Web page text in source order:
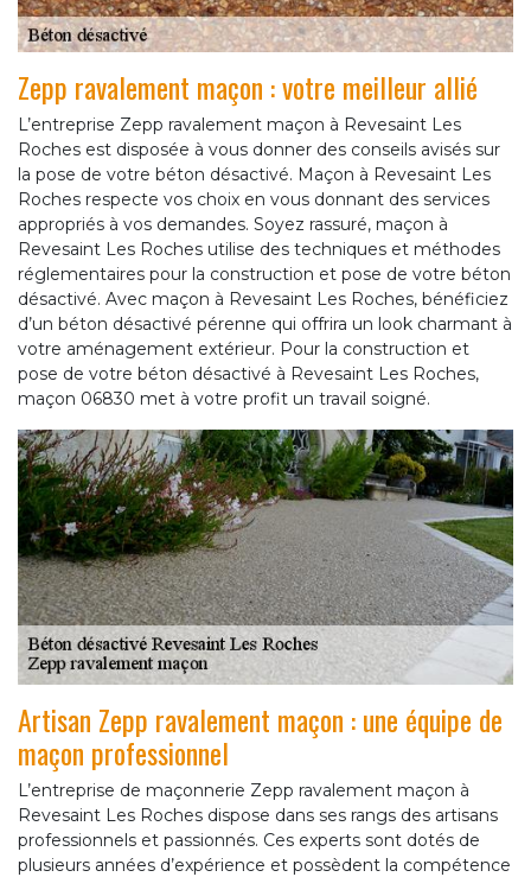
Zepp ravalement maçon : votre meilleur allié
L’entreprise Zepp ravalement maçon à Revesaint Les
Roches est disposée à vous donner des conseils avisés sur
la pose de votre béton désactivé. Maçon à Revesaint Les
Roches respecte vos choix en vous donnant des services
appropriés à vos demandes. Soyez rassuré, maçon à
Revesaint Les Roches utilise des techniques et méthodes
réglementaires pour la construction et pose de votre béton
désactivé. Avec maçon à Revesaint Les Roches, bénéficiez
d’un béton désactivé pérenne qui offrira un look charmant à
votre aménagement extérieur. Pour la construction et
pose de votre béton désactivé à Revesaint Les Roches,
maçon 06830 met à votre profit un travail soigné.
Artisan Zepp ravalement maçon : une équipe de
maçon professionnel
L’entreprise de maçonnerie Zepp ravalement maçon à
Revesaint Les Roches dispose dans ses rangs des artisans
professionnels et passionnés. Ces experts sont dotés de
plusieurs années d’expérience et possèdent la compétence